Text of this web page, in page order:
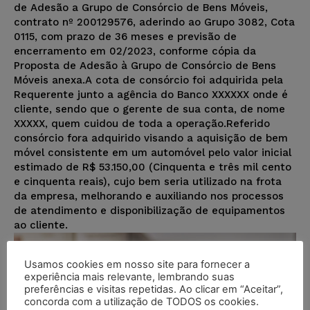
de Adesão a Grupo de Consórcio de Bens Móveis,
contrato nº 200129576, aderindo ao Grupo 3082, Cota
0115, com prazo de 36 meses e previsão de
encerramento em 02/2023, conforme cópia da
Proposta de Adesão à Grupo de Consórcio de Bens
Móveis anexa.A cota de consórcio foi adquirida pela
Requerente junto a agência do Banco XXXXXX onde é
cliente, sendo que o gerente de sua conta, de nome
XXXXX, quem cuidou de toda a operação.Referido
consórcio fora adquirido visando a aquisição de bem
móvel consistente em um automóvel pelo valor inicial
estimado de R$ 53.150,00 (Cinquenta e três mil cento
e cinquenta reais), cujo bem seria utilizado na frota
da empresa, melhorando e auxiliando nos processos
de atendimento e disponibilização de equipamentos
ao cliente.
Usamos cookies em nosso site para fornecer a
experiência mais relevante, lembrando suas
preferências e visitas repetidas. Ao clicar em “Aceitar”,
concorda com a utilização de TODOS os cookies.